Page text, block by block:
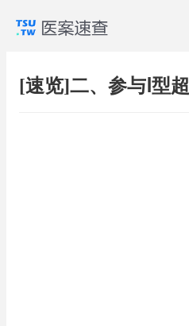
[速览]二、参与Ⅰ型